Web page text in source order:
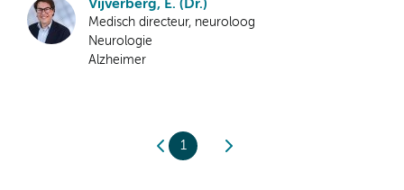
Vijverberg, E. (Dr.)
Medisch directeur, neuroloog
Neurologie
Alzheimer
1